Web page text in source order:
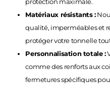
protection maximale.
Matériaux résistants :
qualité, imperméables et
protéger votre tonnelle
Personnalisation totale :
comme des renforts aux
fermetures spécifiques